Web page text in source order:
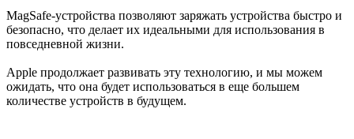
MagSafe-устройства позволяют заряжать устройства быстро и
безопасно, что делает их идеальными для использования в
повседневной жизни.
Apple продолжает развивать эту технологию, и мы можем
ожидать, что она будет использоваться в еще большем
количестве устройств в будущем.